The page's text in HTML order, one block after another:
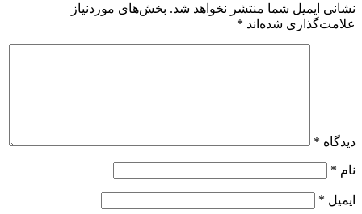
نشانی ایمیل شما منتشر نخواهد شد. بخش‌های موردنیاز
علامت‌گذاری شده‌اند *
دیدگاه *
نام *
ایمیل *